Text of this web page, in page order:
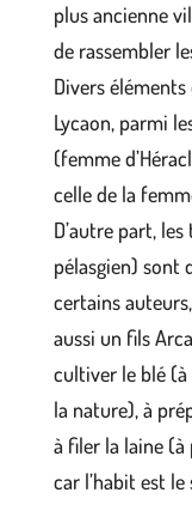
plus ancienne
de rassembler
Divers
Lycaon, parmi
(femme
celle de la
D’autre part,
pélasgien) sont
certains
aussi un fils
cultiver le blé
la nature), à
à filer la laine
car l’habit est